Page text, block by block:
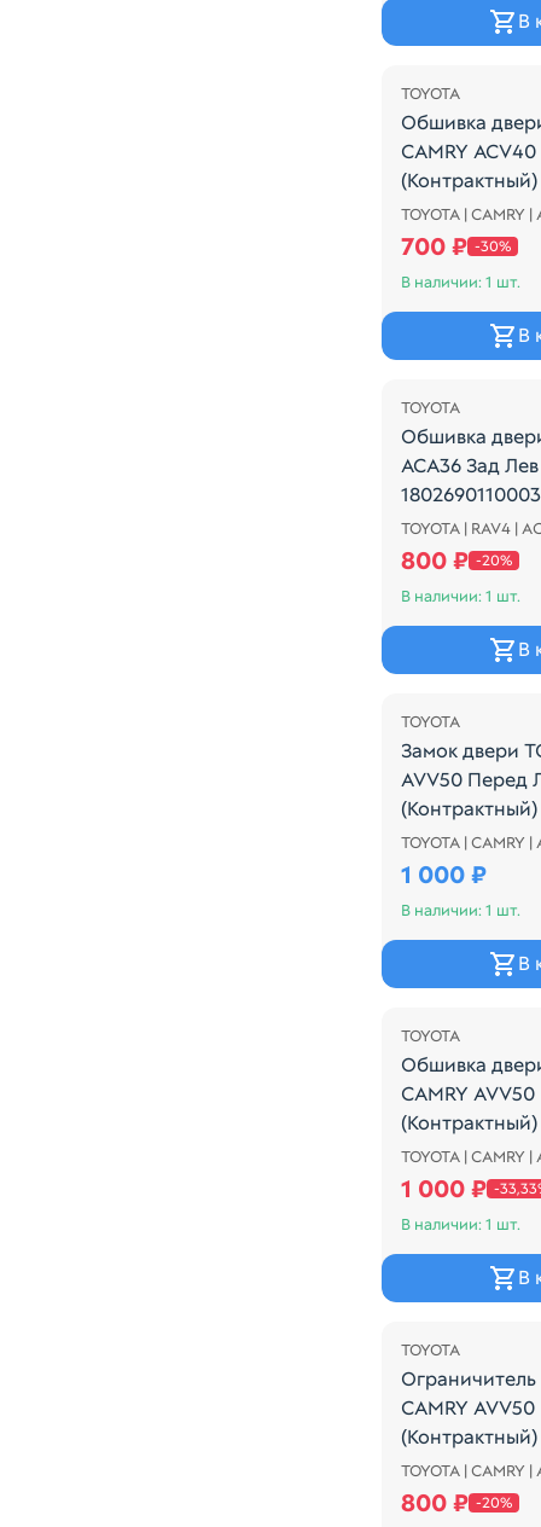
В
Распродажа
TOYOTA
Обшивка
CAMRY
(Контрактный)
Обшивка
TOYOTA | CAMRY |
700 ₽ -30%
В наличии: 1 шт.
В
Распродажа
TOYOTA
Обшивка
ACA36 Зад
Обшивка
TOYOTA | RAV4 |
800 ₽ -20%
В наличии: 1 шт.
В
TOYOTA
Замок двери
AVV50 Перед
Замок двери
TOYOTA | CAMRY |
1 000 ₽
В наличии: 1 шт.
В
Распродажа
TOYOTA
Обшивка
CAMRY
Обшивка
TOYOTA | CAMRY |
1 000 ₽ -
В наличии: 1 шт.
В
Распродажа
TOYOTA
Ограничитель
CAMRY
Ограничитель
TOYOTA | CAMRY |
800 ₽ -20%